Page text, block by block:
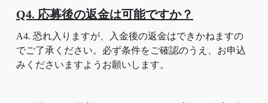
Q4. 応募後の返金は可能ですか？
A4. 恐れ入りますが、入金後の返金はできかねますの
でご了承ください。必ず条件をご確認のうえ、お申込
みくださいますようお願いします。